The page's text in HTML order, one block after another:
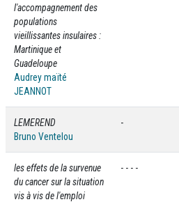
l'accompagnement des
populations
vieillissantes insulaires :
Martinique et
Guadeloupe
Audrey maïté
JEANNOT
LEMEREND
Bruno Ventelou
-
les effets de la survenue
du cancer sur la situation
vis à vis de l'emploi
- - - -